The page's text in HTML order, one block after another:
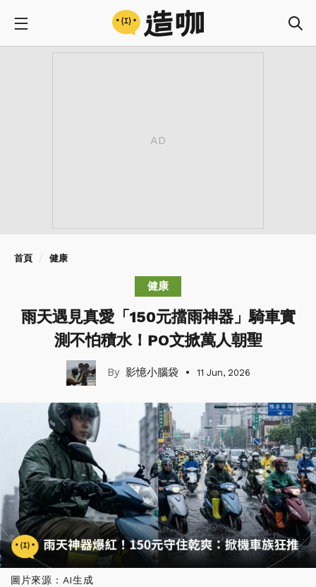
首頁 健康
健康
雨天遇見真愛「150元擋雨神器」騎車實
測不怕積水！PO文掀萬人朝聖
影憶小腦袋 11 Jun, 2026
圖片來源：AI生成